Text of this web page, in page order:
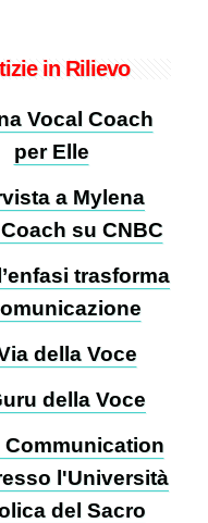
in Rilievo
Vocal Coach
per Elle
a Mylena
su CNBC
trasforma
della Voce
della Voce
Communication
l'Università
del Sacro